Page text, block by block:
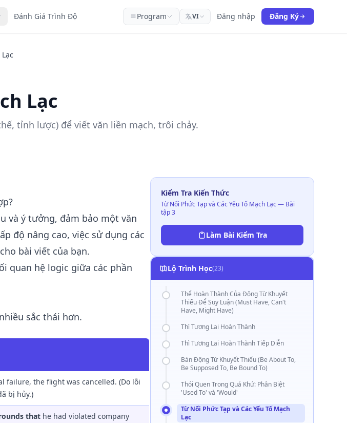
Đánh Giá Trình Độ Program VI Đăng nhập Đăng Ký
Lạc
tỉnh lược) để viết văn liền mạch, trôi chảy.
và ý tưởng, đảm bảo một văn
độ nâng cao, việc sử dụng các
bài viết của bạn.
quan hệ logic giữa các phần
sắc thái hơn.
failure, the flight was cancelled. (Do lỗi
bị hủy.)
that he had violated company
Kiểm Tra Kiến Thức
Từ Nối Phức Tạp và Các Yếu Tố Mạch Lạc — Bài
tập 3
Làm Bài Kiểm Tra
Lộ Trình Học(23)
Thể Hoàn Thành Của Động Từ Khuyết
Thiếu Để Suy Luận (Must Have, Can't
Have, Might Have)
Thì Tương Lai Hoàn Thành
Thì Tương Lai Hoàn Thành Tiếp Diễn
Bán Động Từ Khuyết Thiếu (Be About To,
Be Supposed To, Be Bound To)
Thói Quen Trong Quá Khứ: Phân Biệt
'Used To' và 'Would'
Từ Nối Phức Tạp và Các Yếu Tố Mạch
Lạc